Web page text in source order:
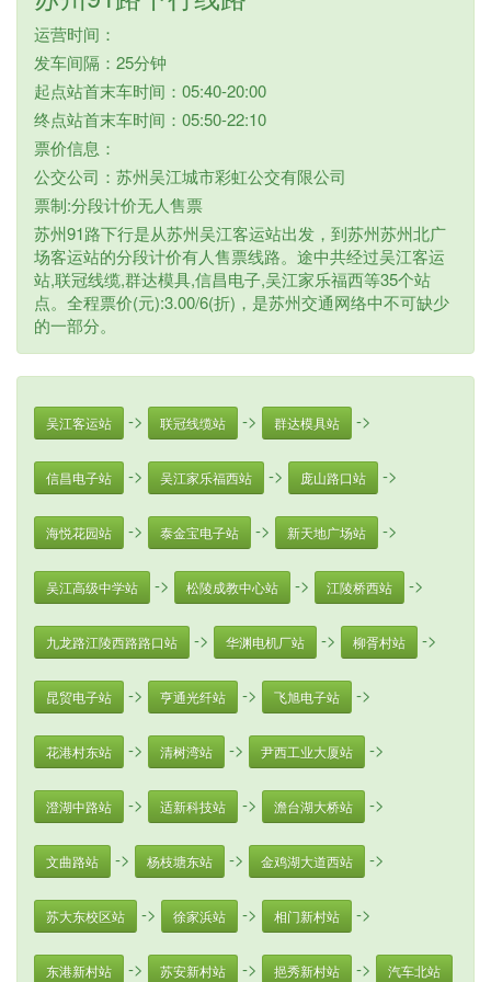
运营时间：
发车间隔：25分钟
起点站首末车时间：05:40-20:00
终点站首末车时间：05:50-22:10
票价信息：
公交公司：苏州吴江城市彩虹公交有限公司
票制:分段计价无人售票
苏州91路下行是从苏州吴江客运站出发，到苏州苏州北广
场客运站的分段计价有人售票线路。途中共经过吴江客运
站,联冠线缆,群达模具,信昌电子,吴江家乐福西等35个站
点。全程票价(元):3.00/6(折)，是苏州交通网络中不可缺少
的一部分。
吴江客运站 -> 联冠线缆站 -> 群达模具站 ->
信昌电子站 -> 吴江家乐福西站 -> 庞山路口站 ->
海悦花园站 -> 泰金宝电子站 -> 新天地广场站 ->
吴江高级中学站 -> 松陵成教中心站 -> 江陵桥西站 ->
九龙路江陵西路路口站 -> 华渊电机厂站 -> 柳胥村站 ->
昆贸电子站 -> 亨通光纤站 -> 飞旭电子站 ->
花港村东站 -> 清树湾站 -> 尹西工业大厦站 ->
澄湖中路站 -> 适新科技站 -> 澹台湖大桥站 ->
文曲路站 -> 杨枝塘东站 -> 金鸡湖大道西站 ->
苏大东校区站 -> 徐家浜站 -> 相门新村站 ->
东港新村站 -> 苏安新村站 -> 挹秀新村站 -> 汽车北站